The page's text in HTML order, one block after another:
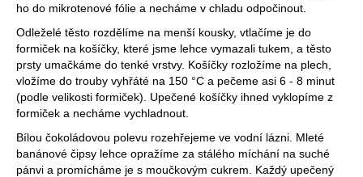
ho do mikrotenové fólie a necháme v chladu odpočinout.
Odleželé těsto rozdělíme na menší kousky, vtlačíme je do
formiček na košíčky, které jsme lehce vymazali tukem, a těsto
prsty umačkáme do tenké vrstvy. Košíčky rozložíme na plech,
vložíme do trouby vyhřáté na 150 °C a pečeme asi 6 - 8 minut
(podle velikosti formiček). Upečené košíčky ihned vyklopíme z
formiček a necháme vychladnout.
Bílou čokoládovou polevu rozehřejeme ve vodní lázni. Mleté
banánové čipsy lehce opražíme za stálého míchání na suché
pánvi a promícháme je s moučkovým cukrem. Každý upečený